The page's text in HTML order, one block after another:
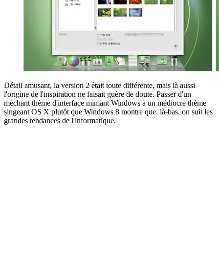
Détail amusant, la version 2 était toute différente, mais là aussi
l'origine de l'inspiration ne faisait guère de doute. Passer d'un
méchant thème d'interface mimant Windows à un médiocre thème
singeant OS X plutôt que Windows 8 montre que, là-bas, on suit les
grandes tendances de l'informatique.